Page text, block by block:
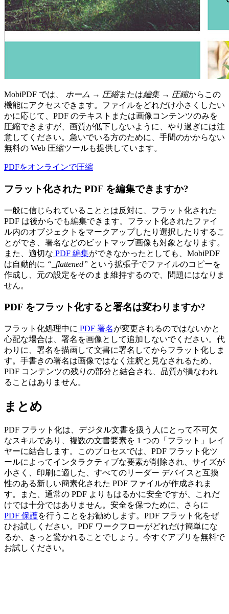
MobiPDF では、 ホーム → 圧縮または編集 → 圧縮からこの
機能にアクセスできます。ファイルをどれだけ小さくしたい
かに応じて、PDF のテキストまたは画像コンテンツのみを
圧縮できますが、画質が低下しないように、やり過ぎには注
意してください。急いでいる方のために、手間のかからない
無料の Web 圧縮ツールも提供しています。
PDFをオンラインで圧縮
フラット化された PDF を編集できますか?
一般に信じられていることとは反対に、フラット化された
PDF は後からでも編集できます。フラット化されたファイ
ル内のオブジェクトをマークアップしたり選択したりするこ
とができ、署名などのビットマップ画像も対象となります。
また、適切な PDF 編集ができなかったとしても、MobiPDF
は自動的に “_flattened” という拡張子でファイルのコピーを
作成し、元の設定をそのまま維持するので、問題にはなりま
せん。
PDF をフラット化すると署名は変わりますか?
フラット化処理中に PDF 署名が変更されるのではないかと
心配な場合は、署名を画像として追加しないでください。代
わりに、署名を描画して文書に署名してからフラット化しま
す。手書きの署名は画像ではなく注釈と見なされるため、
PDF コンテンツの残りの部分と結合され、品質が損なわれ
ることはありません。
まとめ
PDF フラット化は、デジタル文書を扱う人にとって不可欠
なスキルであり、複数の文書要素を 1 つの「フラット」レイ
ヤーに結合します。このプロセスでは、PDF フラット化ツ
ールによってインタラクティブな要素が削除され、サイズが
小さく、印刷に適した、すべてのリーダー デバイスと互換
性のある新しい簡素化された PDF ファイルが作成されま
す。また、通常の PDF よりもはるかに安全ですが、これだ
けでは十分ではありません。安全を保つために、さらに
PDF 保護を行うことをお勧めします。PDF フラット化をぜ
ひお試しください。PDF ワークフローがどれだけ簡単にな
るか、きっと驚かれることでしょう。今すぐアプリを無料で
お試しください。